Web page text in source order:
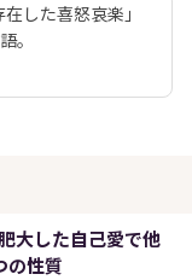
した喜怒哀楽」
。
大した自己愛で他
の性質